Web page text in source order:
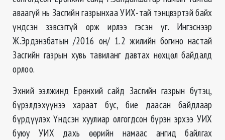
аваагүй нь Засгийн газрынхаа УИХ-тай тэнцвэртэй байх
үндсэн зэвсэггүй орж ирлээ гэсэн үг. Ингэснээр
Ж.Эрдэнэбатын /2016 он/ 1.2 жилийн богино настай
Засгийн газрын хувь тавиланг давтах нөхцөл байдалд
орлоо.
Эхний ээлжинд Ерөнхий сайд Засгийн газрын бүтэц,
бүрэлдэхүүнээ хараат бус, бие даасан байдлаар
бүрдүүлэх Үндсэн хуулиар олгогдсон бүрэн эрхээ УИХ
буюу УИХ дахь өөрийн намаас ангид байлгах